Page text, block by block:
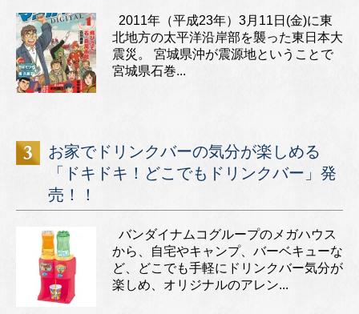
2011年（平成23年）3月11日(金)に東
北地方の太平洋沿岸部を襲った東日本大
震災。 宮城県沖が震源地ということで
宮城県石巻...
お家でドリンクバーの気分が楽しめる
「ドキドキ！どこでもドリンクバー」発
売！！
バンダイナムコグループのメガハウス
から、自宅やキャンプ、バーベキューな
ど、どこでも手軽にドリンクバー気分が
楽しめ、オリジナルのアレン...